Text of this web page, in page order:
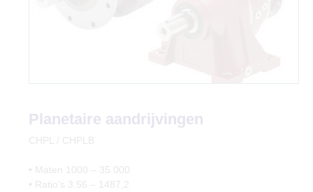
Planetaire aandrijvingen
CHPL / CHPLB
• Maten 1000 – 35.000
• Ratio’s 3.56 – 1487,2